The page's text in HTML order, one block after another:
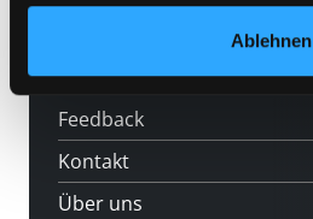
Ablehnen
Veranstaltungen
Feedback
Kontakt
Über uns